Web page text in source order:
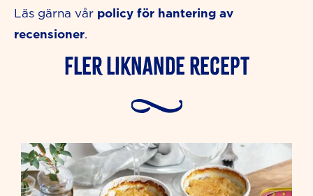
Läs gärna vår policy för hantering av
recensioner.
Fler liknande Recept